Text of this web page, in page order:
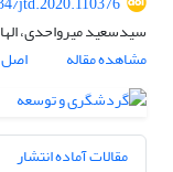
سیدسعید میرواحدی،
مشاهده مقاله
اصل
مقالات آماده انتشار